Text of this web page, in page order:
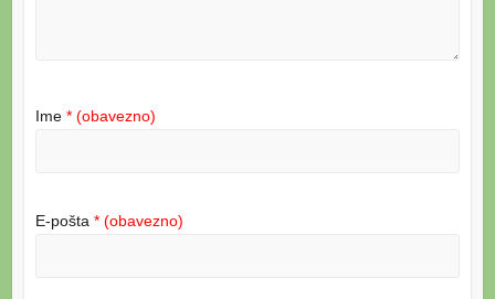
Ime * (obavezno)
E-pošta * (obavezno)